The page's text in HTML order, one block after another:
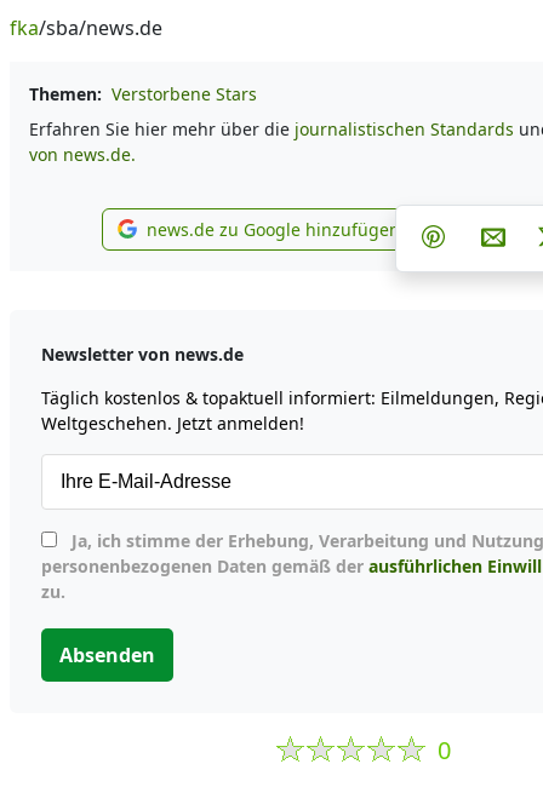
fka/sba/news.de
Themen: Verstorbene Stars
Erfahren Sie hier mehr über die journalistischen Standards
von news.de.
news.de zu Google hinzufügen
news.de zu Google hinzufügen Teilen
Teilen auf
Per
Newsletter von news.de
Täglich kostenlos & topaktuell informiert: Eilmeldungen,
Weltgeschehen. Jetzt anmelden!
personenbezogenen Daten gemäß der ausführlichen
zu.
Absenden
0